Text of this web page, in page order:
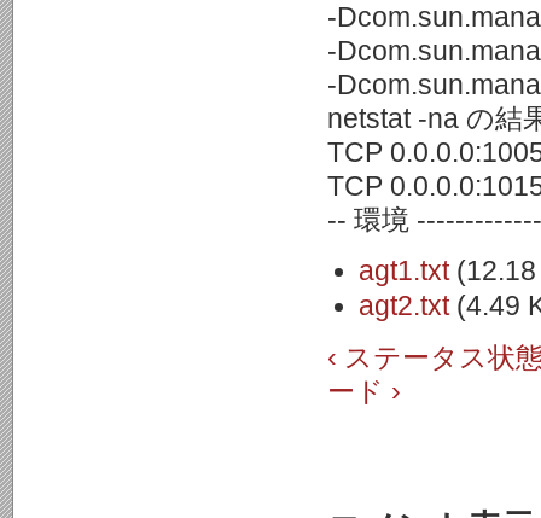
-
-
-
netstat -na の結
TCP
TCP
-- 環境
agt1.txt(12.18
agt2.txt(4.49
‹ ステータス状
ード ›